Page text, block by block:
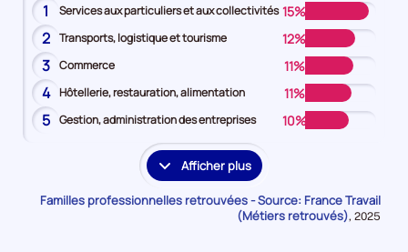
1 Services aux particuliers et aux collectivités 15%
2 Transports, logistique et tourisme 12%
3 Commerce 11%
4 Hôtellerie, restauration, alimentation 11%
5 Gestion, administration des entreprises 10%
Afficher plus
les
familles
professionnelles
Familles professionnelles retrouvées - Source: France Travail
(Métiers retrouvés), Données
2025